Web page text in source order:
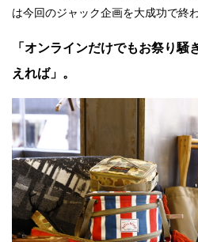
は今回のジャック企画を大成功で終
「オンラインだけでもお祭り騒
えれば」。